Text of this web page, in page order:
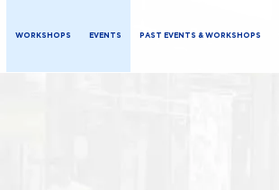
WORKSHOPS EVENTS PAST EVENTS & WORKSHOPS